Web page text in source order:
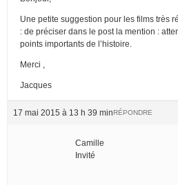
Une petite suggestion pour les films très
: de préciser dans le post la mention :
points importants de l’histoire.
Merci ,
Jacques
17 mai 2015 à 13 h 39 minRÉPONDRE
Camille
Invité